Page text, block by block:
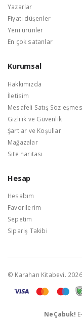
Yazarlar
Fiyatı düşenler
Yeni ürünler
En çok satanlar
Kurumsal
Hakkımızda
İletisim
Mesafeli Satış
Gizlilik ve Güvenlik
Şartlar ve Koşullar
Mağazalar
Site haritası
Hesap
Hesabım
Favorilerim
Sepetim
Sipariş Takibi
© Karahan Kitabevi. 2026
NeÇabuk!